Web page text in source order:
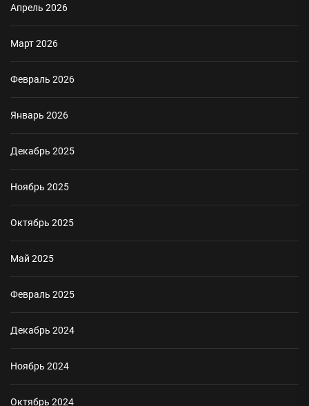
Апрель 2026
Март 2026
Февраль 2026
Январь 2026
Декабрь 2025
Ноябрь 2025
Октябрь 2025
Май 2025
Февраль 2025
Декабрь 2024
Ноябрь 2024
Октябрь 2024